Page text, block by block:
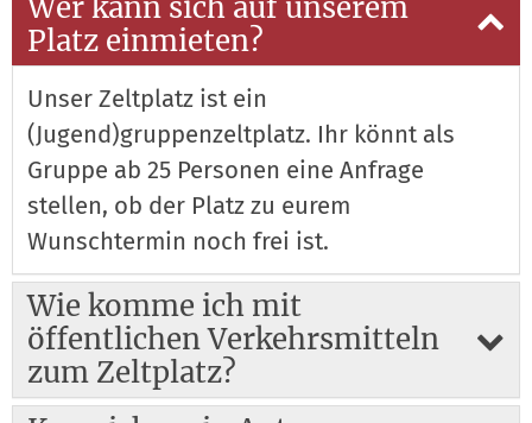
Platz einmieten?
Unser Zeltplatz ist ein
(Jugend)gruppenzeltplatz. Ihr könnt als
Gruppe ab 25 Personen eine Anfrage
stellen, ob der Platz zu eurem
Wunschtermin noch frei ist.
Wie komme ich mit
öffentlichen Verkehrsmitteln
zum Zeltplatz?